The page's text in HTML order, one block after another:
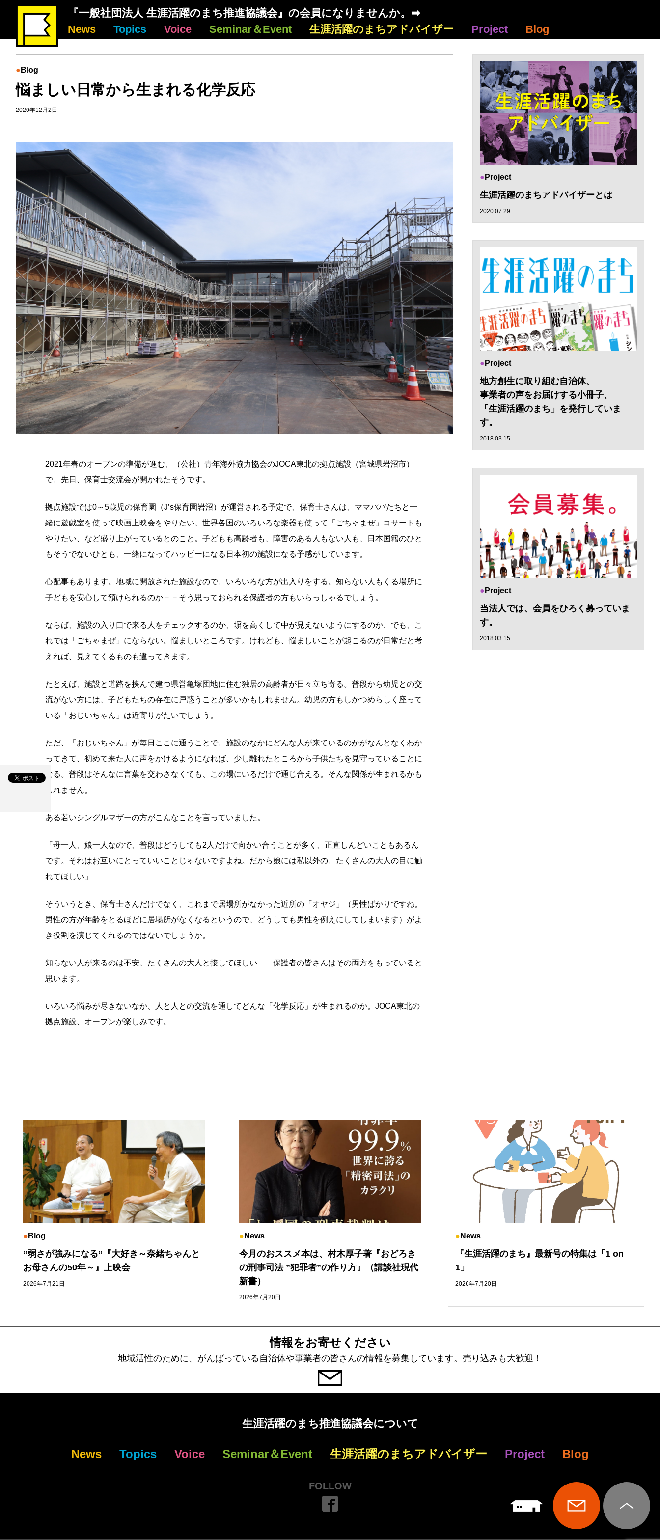
『一般社団法人 生涯活躍のまち推進協議会』の会員になりませんか。➡
News
Topics Voice Seminar＆Event 生涯活躍のまちアドバイザー Project Blog
Blog
悩ましい日常から生まれる化学反応
2020年12月2日
2021年春のオープンの準備が進む、（公社）青年海外協力協会のJOCA東北の拠点施設（宮城県岩沼市）
で、先日、保育士交流会が開かれたそうです。
拠点施設では0～5歳児の保育園（J’s保育園岩沼）が運営される予定で、保育士さんは、ママパパたちと一
緒に遊戯室を使って映画上映会をやりたい、世界各国のいろいろな楽器も使って「ごちゃまぜ」コサートも
やりたい、など盛り上がっているとのこと。子どもも高齢者も、障害のある人もない人も、日本国籍のひと
もそうでないひとも、一緒になってハッピーになる日本初の施設になる予感がしています。
心配事もあります。地域に開放された施設なので、いろいろな方が出入りをする。知らない人もくる場所に
子どもを安心して預けられるのか－－そう思っておられる保護者の方もいらっしゃるでしょう。
ならば、施設の入り口で来る人をチェックするのか、塀を高くして中が見えないようにするのか、でも、こ
れでは「ごちゃまぜ」にならない。悩ましいところです。けれども、悩ましいことが起こるのが日常だと考
えれば、見えてくるものも違ってきます。
たとえば、施設と道路を挟んで建つ県営亀塚団地に住む独居の高齢者が日々立ち寄る。普段から幼児との交
流がない方には、子どもたちの存在に戸惑うことが多いかもしれません。幼児の方もしかつめらしく座って
いる「おじいちゃん」は近寄りがたいでしょう。
ただ、「おじいちゃん」が毎日ここに通うことで、施設のなかにどんな人が来ているのかがなんとなくわか
ってきて、初めて来た人に声をかけるようになれば、少し離れたところから子供たちを見守っていることに
なる。普段はそんなに言葉を交わさなくても、この場にいるだけで通じ合える。そんな関係が生まれるかも
しれません。
ある若いシングルマザーの方がこんなことを言っていました。
「母一人、娘一人なので、普段はどうしても2人だけで向かい合うことが多く、正直しんどいこともあるん
です。それはお互いにとっていいことじゃないですよね。だから娘には私以外の、たくさんの大人の目に触
れてほしい」
そういうとき、保育士さんだけでなく、これまで居場所がなかった近所の「オヤジ」（男性ばかりですね。
男性の方が年齢をとるほどに居場所がなくなるというので、どうしても男性を例えにしてしまいます）がよ
き役割を演じてくれるのではないでしょうか。
知らない人が来るのは不安、たくさんの大人と接してほしい－－保護者の皆さんはその両方をもっていると
思います。
いろいろ悩みが尽きないなか、人と人との交流を通してどんな「化学反応」が生まれるのか。JOCA東北の
拠点施設、オープンが楽しみです。
Project
生涯活躍のまちアドバイザーとは
2020.07.29
Project
地方創生に取り組む自治体、
事業者の声をお届けする小冊子、
「生涯活躍のまち」を発行していま
す。
2018.03.15
Project
当法人では、会員をひろく募っていま
す。
2018.03.15
Blog
”弱さが強みになる”『大好き～奈緒ちゃんと
お母さんの50年～』上映会
2026年7月21日
News
今月のおススメ本は、村木厚子著『おどろき
の刑事司法 ”犯罪者”の作り方』（講談社現代
新書）
2026年7月20日
News
『生涯活躍のまち』最新号の特集は「1 on
1」
2026年7月20日
情報をお寄せください
地域活性のために、がんばっている自治体や事業者の皆さんの情報を募集しています。売り込みも大歓迎！
生涯活躍のまち推進協議会について
News Topics Voice Seminar＆Event 生涯活躍のまちアドバイザー Project Blog
FOLLOW